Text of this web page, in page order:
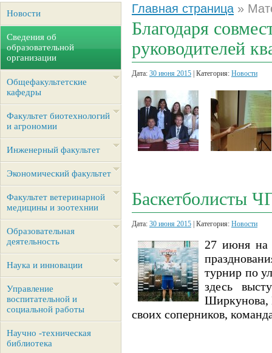
Новости
Сведения об
образовательной
организации
Общефакультетские
кафедры
Факультет биотехнологий
и агрономии
Инженерный факультет
Экономический факультет
Факультет ветеринарной
медицины и зоотехнии
Образовательная
деятельность
Наука и инновации
Управление
воспитательной и
социальной работы
Научно -техническая
библиотека
Главная страница »
Благодаря
руководителей
Дата: 30 июня 2015 | Категория: Новости
Баскетболисты
Дата: 30 июня 2015 | Категория: Новости
27 июня на
турнир по
здесь
Ширкунова,
своих соперников,